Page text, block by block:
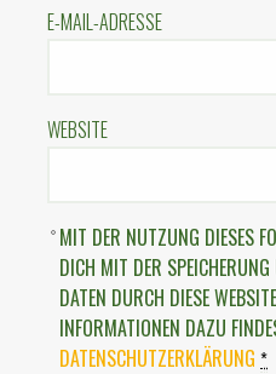
E-MAIL-ADRESSE
WEBSITE
MIT DER NUTZUNG DIESES
DICH MIT DER
DATEN DURCH DIESE
INFORMATIONEN DAZU
DATENSCHUTZERKLÄRUNG *